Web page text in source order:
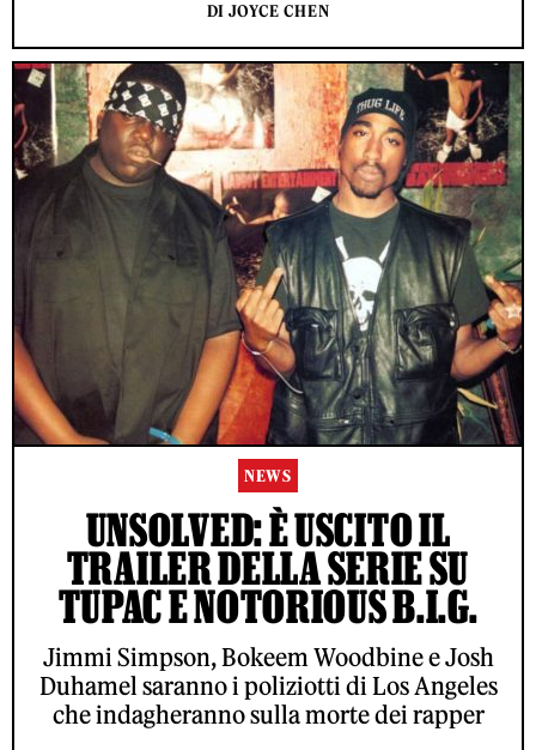
DI JOYCE CHEN
NEWS
UNSOLVED: È USCITO IL
TRAILER DELLA SERIE SU
TUPAC E NOTORIOUS B.I.G.
Jimmi Simpson, Bokeem Woodbine e Josh
Duhamel saranno i poliziotti di Los Angeles
che indagheranno sulla morte dei rapper